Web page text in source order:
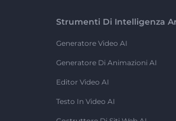
Strumenti Di Intelligenza
Generatore Video AI
Generatore Di Animazioni AI
Editor Video AI
Testo In Video AI